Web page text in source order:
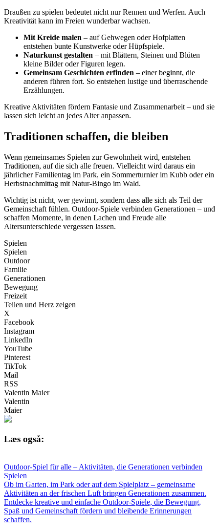
Draußen zu spielen bedeutet nicht nur Rennen und Werfen. Auch
Kreativität kann im Freien wunderbar wachsen.
Mit Kreide malen – auf Gehwegen oder Hofplatten
entstehen bunte Kunstwerke oder Hüpfspiele.
Naturkunst gestalten – mit Blättern, Steinen und Blüten
kleine Bilder oder Figuren legen.
Gemeinsam Geschichten erfinden – einer beginnt, die
anderen führen fort. So entstehen lustige und überraschende
Erzählungen.
Kreative Aktivitäten fördern Fantasie und Zusammenarbeit – und sie
lassen sich leicht an jedes Alter anpassen.
Traditionen schaffen, die bleiben
Wenn gemeinsames Spielen zur Gewohnheit wird, entstehen
Traditionen, auf die sich alle freuen. Vielleicht wird daraus ein
jährlicher Familientag im Park, ein Sommerturnier im Kubb oder ein
Herbstnachmittag mit Natur-Bingo im Wald.
Wichtig ist nicht, wer gewinnt, sondern dass alle sich als Teil der
Gemeinschaft fühlen. Outdoor-Spiele verbinden Generationen – und
schaffen Momente, in denen Lachen und Freude alle
Altersunterschiede vergessen lassen.
Spielen
Spielen
Outdoor
Familie
Generationen
Bewegung
Freizeit
Teilen und Herz zeigen
X
Facebook
Instagram
LinkedIn
YouTube
Pinterest
TikTok
Mail
RSS
Valentin Maier
Valentin
Maier
Læs også:
Outdoor-Spiel für alle – Aktivitäten, die Generationen verbinden
Spielen
Ob im Garten, im Park oder auf dem Spielplatz – gemeinsame
Aktivitäten an der frischen Luft bringen Generationen zusammen.
Entdecke kreative und einfache Outdoor-Spiele, die Bewegung,
Spaß und Gemeinschaft fördern und bleibende Erinnerungen
schaffen.